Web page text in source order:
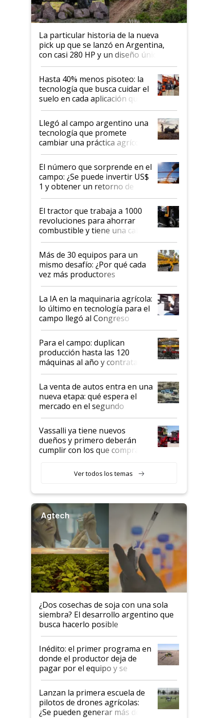
La particular historia de la nueva
pick up que se lanzó en Argentina,
con casi 280 HP y un diseño único: a
cuánto se vende
Hasta 40% menos pisoteo: la
tecnología que busca cuidar el
suelo en cada aplicación que
llevó Jacto al Congreso
Aapresid 2026
Llegó al campo argentino una
tecnología que promete
cambiar una práctica agrícola
clave: ¿Y si analizar el suelo
fuera tan simple como apretar
un botón?
El número que sorprende en el
campo: ¿Se puede invertir US$
1 y obtener un retorno de
hasta US$ 10 en agricultura?
El tractor que trabaja a 1000
revoluciones para ahorrar
combustible y tiene una cabina
que parece una computadora:
lo último en el mundo,
disponible en Argentina
Más de 30 equipos para un
mismo desafío: ¿Por qué cada
vez más productores
incorporan fertilizante bajo
tierra?
La IA en la maquinaria agrícola:
lo último en tecnología para el
campo llegó al Congreso
Aapresid 2026
Para el campo: duplican
producción hasta las 120
máquinas al año y contratan
especialistas de la industria
automotriz para lograrlo
La venta de autos entra en una
nueva etapa: qué espera el
mercado en el segundo
semestre
Vassalli ya tiene nuevos
dueños y primero deberán
cumplir con los que compraron
recibieron: quién está detrás
del rescate de la empresa
Ver todos los temas
Agtech
¿Dos cosechas de soja con una sola
siembra? El desarrollo argentino que
busca hacerlo posible
Inédito: el primer programa en
donde el productor deja de
pagar por el equipo y se
financia con las hectáreas
aplicadas
Lanzan la primera escuela de
pilotos de drones agrícolas:
¿Se pueden generar más de